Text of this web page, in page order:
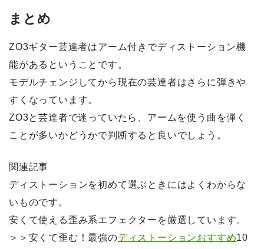
まとめ
ZO3ギター芸達者はアーム付きでディストーション機
能があるということです。
モデルチェンジしてから現在の芸達者はさらに弾きや
すくなっています。
ZO3と芸達者で迷っていたら、アームを使う曲を弾く
ことが多いかどうかで判断すると良いでしょう。
関連記事
ディストーションを初めて選ぶときにはよくわからな
いものです。
安くて使える歪み系エフェクターを厳選しています。
＞＞安くて歪む！最強のディストーションおすすめ10